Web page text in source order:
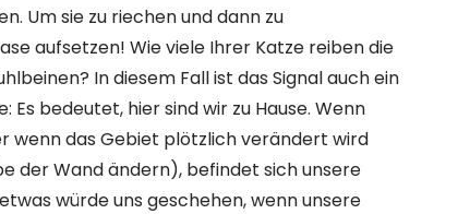
Um sie zu riechen und dann zu
aufsetzen! Wie viele Ihrer Katze reiben die
In diesem Fall ist das Signal auch ein
bedeutet, hier sind wir zu Hause. Wenn
wenn das Gebiet plötzlich verändert wird
der Wand ändern), befindet sich unsere
würde uns geschehen, wenn unsere